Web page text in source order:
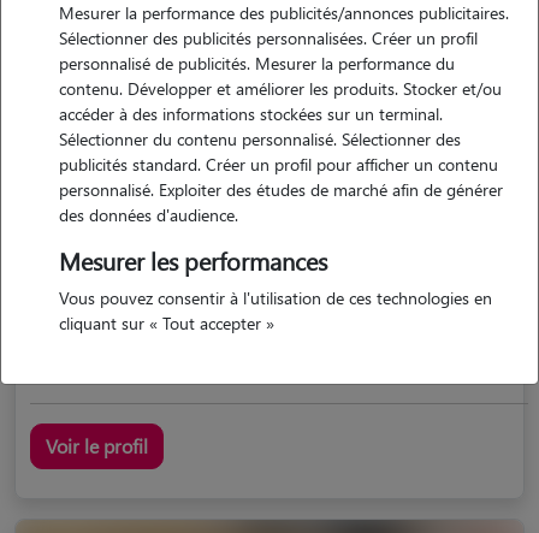
Juliette
LE BARP 33114
maison
petsitting chalereux pour votre toutou
Voir le profil
Mesurer la performance des publicités/annonces publicitaires.
Sélectionner des publicités personnalisées. Créer un profil
personnalisé de publicités. Mesurer la performance du
contenu. Développer et améliorer les produits. Stocker et/ou
accéder à des informations stockées sur un terminal.
Sélectionner du contenu personnalisé. Sélectionner des
publicités standard. Créer un profil pour afficher un contenu
personnalisé. Exploiter des études de marché afin de générer
des données d'audience.
Mesurer les performances
Vous pouvez consentir à l'utilisation de ces technologies en
cliquant sur « Tout accepter »